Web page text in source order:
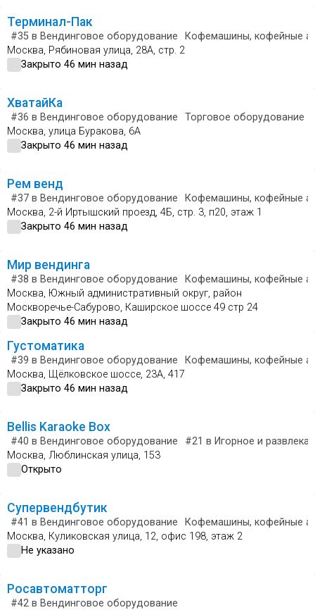
Терминал-Пак
#35 в Вендинговое оборудование
Кофемашины, кофейные
Москва, Рябиновая улица, 28А, стр. 2
Закрыто 46 мин назад
ХватайКа
#36 в Вендинговое оборудование
Торговое оборудование
Москва, улица Буракова, 6А
Закрыто 46 мин назад
Рем венд
#37 в Вендинговое оборудование
Кофемашины, кофейные
Москва, 2-й Иртышский проезд, 4Б, стр. 3, п20, этаж 1
Закрыто 46 мин назад
Мир вендинга
#38 в Вендинговое оборудование
Кофемашины, кофейные
Москва, Южный административный округ, район
Москворечье-Сабурово, Каширское шоссе 49 стр 24
Закрыто 46 мин назад
Густоматика
#39 в Вендинговое оборудование
Кофемашины, кофейные
Москва, Щёлковское шоссе, 23А, 417
Закрыто 46 мин назад
Bellis Karaoke Box
#40 в Вендинговое оборудование #21 в Игорное и
Москва, Люблинская улица, 153
Открыто
Супервендбутик
#41 в Вендинговое оборудование
Кофемашины, кофейные
Москва, Куликовская улица, 12, офис 198, этаж 2
Не указано
Росавтоматторг
#42 в Вендинговое оборудование